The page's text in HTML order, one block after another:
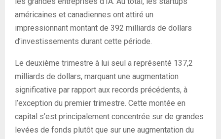
américaines et canadiennes ont attiré un
impressionnant montant de 392 milliards de dollars
d’investissements durant cette période.
Le deuxième trimestre à lui seul a représenté 137,2
milliards de dollars, marquant une augmentation
significative par rapport aux records précédents, à
l’exception du premier trimestre. Cette montée en
capital s’est principalement concentrée sur de grandes
levées de fonds plutôt que sur une augmentation du